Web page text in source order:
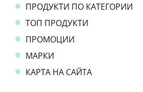
ПРОДУКТИ ПО КАТЕГОРИИ
ТОП ПРОДУКТИ
ПРОМОЦИИ
МАРКИ
КАРТА НА САЙТА